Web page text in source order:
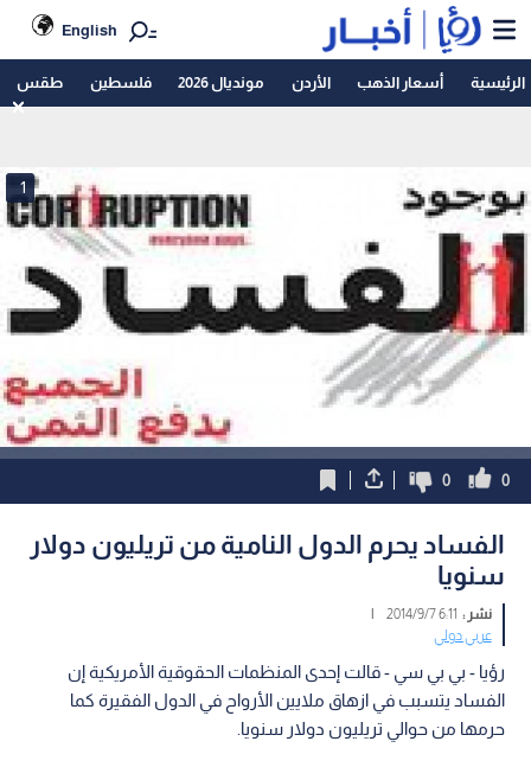
English
الرئيسية أسعار الذهب الأردن مونديال 2026 فلسطين طقس
1
0
0
الفساد يحرم الدول النامية من تريليون دولار
سنويا
نشر : 6:11 2014/9/7
|
عربي دولي
رؤيا - بي بي سي - قالت إحدى المنظمات الحقوقية الأمريكية إن
الفساد يتسبب في ازهاق ملايين الأرواح في الدول الفقيرة كما
حرمها من حوالي تريليون دولار سنويا.